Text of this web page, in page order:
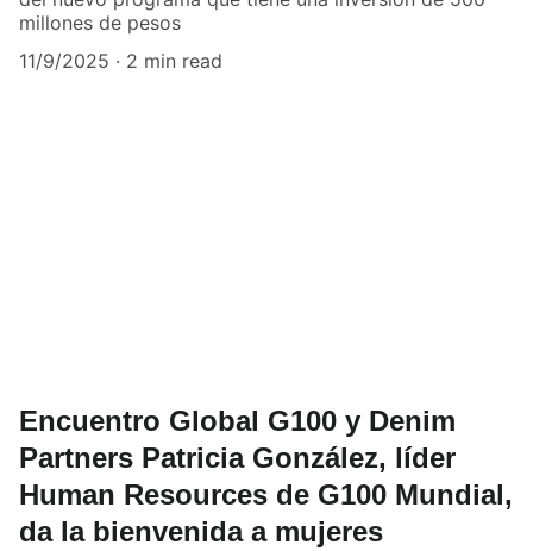
millones de pesos
11/9/2025
2 min read
Encuentro Global G100 y Denim
Partners Patricia González, líder
Human Resources de G100 Mundial,
da la bienvenida a mujeres